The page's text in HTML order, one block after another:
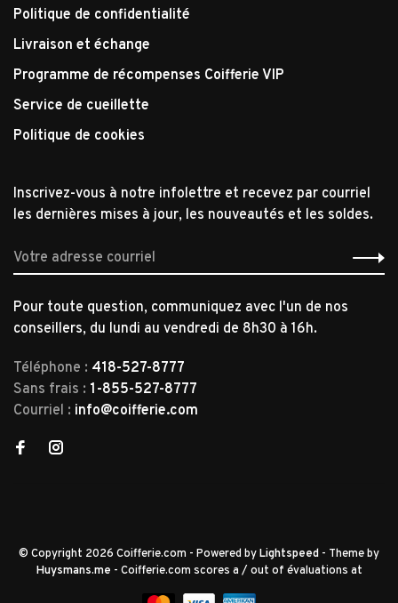
Politique de confidentialité
Livraison et échange
Programme de récompenses Coifferie VIP
Service de cueillette
Politique de cookies
Inscrivez-vous à notre infolettre et recevez par courriel
les dernières mises à jour, les nouveautés et les soldes.
Pour toute question, communiquez avec l'un de nos
conseillers, du lundi au vendredi de 8h30 à 16h.
Téléphone : 418-527-8777
Sans frais : 1-855-527-8777
Courriel : info@coifferie.com
© Copyright 2026 Coifferie.com - Powered byLightspeed - Theme by
Huysmans.me - Coifferie.com scores a / out of évaluations at